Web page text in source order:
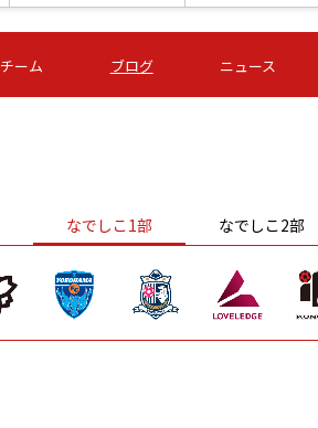
第16節 09/05 (土) 16:00
ＡＧＦ
-
いちご
-
チーム ブログ ニュース
なでしこ1部 なでしこ2部